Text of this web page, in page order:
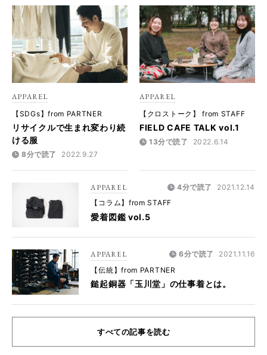
APPAREL
【SDGs】from PARTNER
リサイクルで生まれ変わり続
ける服
8分で読了 2022.9.27
APPAREL
【クロストーク】 from STAFF
FIELD CAFE TALK vol.1
13分で読了 2022.6.14
APPAREL 4分で読了
2021.12.14
【コラム】from STAFF
愛着図鑑 vol.5
APPAREL 6分で読了
2021.11.16
【伝統】from PARTNER
鎚起銅器「玉川堂」の仕事着とは。
すべての記事を読む